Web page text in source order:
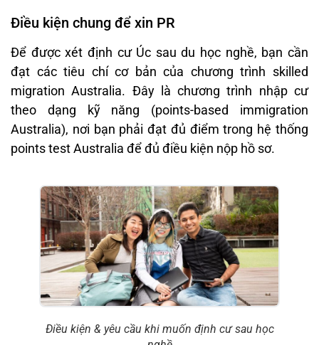
Điều kiện chung để xin PR
Để được xét định cư Úc sau du học nghề, bạn cần
đạt các tiêu chí cơ bản của chương trình skilled
migration Australia. Đây là chương trình nhập cư
theo dạng kỹ năng (points-based immigration
Australia), nơi bạn phải đạt đủ điểm trong hệ thống
points test Australia để đủ điều kiện nộp hồ sơ.
Điều kiện & yêu cầu khi muốn định cư sau học